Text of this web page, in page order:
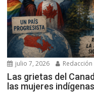
julio 7, 2026 Redacción
Las grietas del
las mujeres